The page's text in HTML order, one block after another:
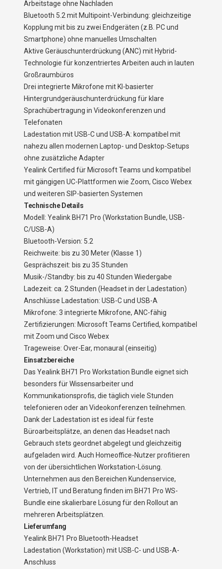
Arbeitstage ohne Nachladen
Bluetooth 5.2 mit Multipoint-Verbindung: gleichzeitige
Kopplung mit bis zu zwei Endgeräten (z.B. PC und
Smartphone) ohne manuelles Umschalten
Aktive Geräuschunterdrückung (ANC) mit Hybrid-
Technologie für konzentriertes Arbeiten auch in lauten
Großraumbüros
Drei integrierte Mikrofone mit KI-basierter
Hintergrundgeräuschunterdrückung für klare
Sprachübertragung in Videokonferenzen und
Telefonaten
Ladestation mit USB-C und USB-A: kompatibel mit
nahezu allen modernen Laptop- und Desktop-Setups
ohne zusätzliche Adapter
Yealink Certified für Microsoft Teams und kompatibel
mit gängigen UC-Plattformen wie Zoom, Cisco Webex
und weiteren SIP-basierten Systemen
Technische Details
Modell: Yealink BH71 Pro (Workstation Bundle, USB-
C/USB-A)
Bluetooth-Version: 5.2
Reichweite: bis zu 30 Meter (Klasse 1)
Gesprächszeit: bis zu 35 Stunden
Musik-/Standby: bis zu 40 Stunden Wiedergabe
Ladezeit: ca. 2 Stunden (Headset in der Ladestation)
Anschlüsse Ladestation: USB-C und USB-A
Mikrofone: 3 integrierte Mikrofone, ANC-fähig
Zertifizierungen: Microsoft Teams Certified, kompatibel
mit Zoom und Cisco Webex
Trageweise: Over-Ear, monaural (einseitig)
Einsatzbereiche
Das Yealink BH71 Pro Workstation Bundle eignet sich
besonders für Wissensarbeiter und
Kommunikationsprofis, die täglich viele Stunden
telefonieren oder an Videokonferenzen teilnehmen.
Dank der Ladestation ist es ideal für feste
Büroarbeitsplätze, an denen das Headset nach
Gebrauch stets geordnet abgelegt und gleichzeitig
aufgeladen wird. Auch Homeoffice-Nutzer profitieren
von der übersichtlichen Workstation-Lösung.
Unternehmen aus den Bereichen Kundenservice,
Vertrieb, IT und Beratung finden im BH71 Pro WS-
Bundle eine skalierbare Lösung für den Rollout an
mehreren Arbeitsplätzen.
Lieferumfang
Yealink BH71 Pro Bluetooth-Headset
Ladestation (Workstation) mit USB-C- und USB-A-
Anschluss